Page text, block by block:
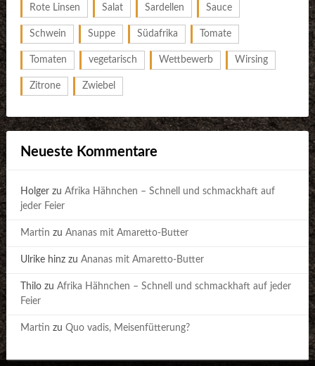
Rote Linsen Salat Sardellen Sauce
Schwein Suppe Südafrika Tomate
Tomaten vegetarisch Wettbewerb Wirsing
Zitrone Zwiebel
Neueste Kommentare
Holgerzu Afrika Hähnchen – Schnell und schmackhaft auf
jeder Feier
Martin zu Ananas mit Amaretto-Butter
Ulrike hinzzu Ananas mit Amaretto-Butter
Thilozu Afrika Hähnchen – Schnell und schmackhaft auf jeder
Feier
Martin zu Quo vadis, Meisenfütterung?